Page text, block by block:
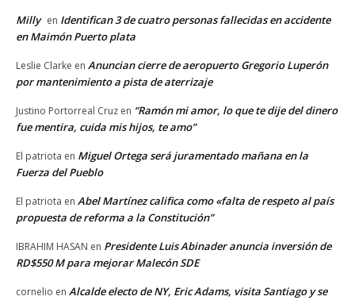
Milly en Identifican 3 de cuatro personas fallecidas en accidente
en Maimón Puerto plata
Leslie Clarke en Anuncian cierre de aeropuerto Gregorio Luperón
por mantenimiento a pista de aterrizaje
Justino Portorreal Cruz en “Ramón mi amor, lo que te dije del dinero
fue mentira, cuida mis hijos, te amo”
El patriota en Miguel Ortega será juramentado mañana en la
Fuerza del Pueblo
El patriota en Abel Martínez califica como «falta de respeto al país
propuesta de reforma a la Constitución”
IBRAHIM HASAN en Presidente Luis Abinader anuncia inversión de
RD$550 M para mejorar Malecón SDE
cornelio en Alcalde electo de NY, Eric Adams, visita Santiago y se